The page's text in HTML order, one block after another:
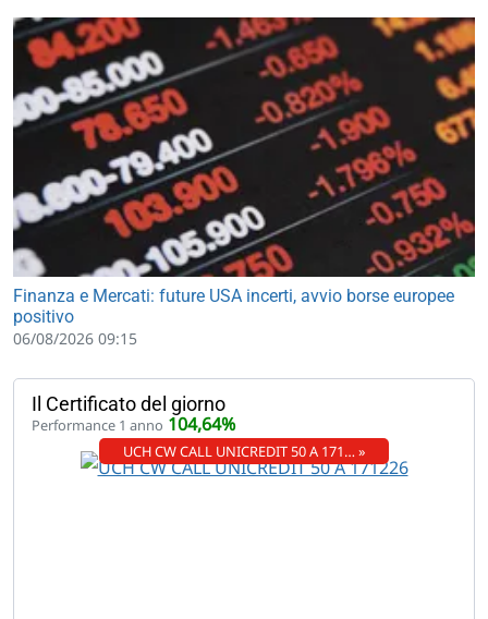
Finanza e Mercati: future USA incerti, avvio borse europee
positivo
06/08/2026 09:15
Il Certificato del giorno
Performance 1 anno 104,64%
UCH CW CALL UNICREDIT 50 A 171… »